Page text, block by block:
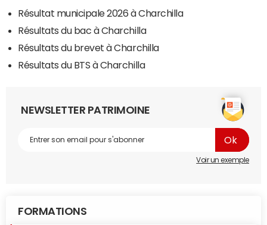
Résultat municipale 2026 à Charchilla
Résultats du bac à Charchilla
Résultats du brevet à Charchilla
Résultats du BTS à Charchilla
NEWSLETTER PATRIMOINE
Voir un exemple
FORMATIONS